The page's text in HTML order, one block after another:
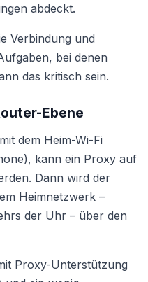
abdeckt.
Verbindung und
bei denen
das kritisch sein.
Ebene
dem Heim-Wi-Fi
kann ein Proxy auf
Dann wird der
Heimnetzwerk –
der Uhr – über den
Proxy-Unterstützung